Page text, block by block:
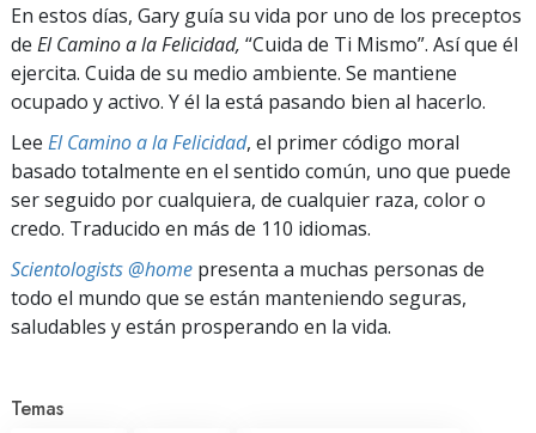
En estos días, Gary guía su vida por uno de los preceptos
de El Camino a la Felicidad, “Cuida de Ti Mismo”. Así que él
ejercita. Cuida de su medio ambiente. Se mantiene
ocupado y activo. Y él la está pasando bien al hacerlo.
Lee El Camino a la Felicidad, el primer código moral
basado totalmente en el sentido común, uno que puede
ser seguido por cualquiera, de cualquier raza, color o
credo. Traducido en más de 110 idiomas.
Scientologists @home presenta a muchas personas de
todo el mundo que se están manteniendo seguras,
saludables y están prosperando en la vida.
Temas